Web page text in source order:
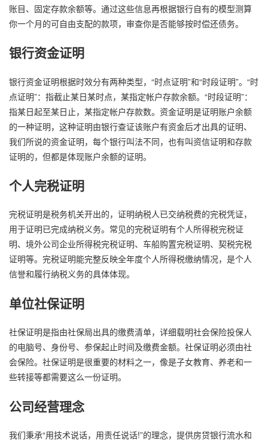
账目、固定存款余额等。通过这些信息再根据银行自有的模型测算
你一个月的可自由支配的款项，审查你是否能够按时偿还债务。
银行资金证明
银行资金证明根据时效分有两种类型，“时点证明”和“时段证明”。“时
点证明”：指截止某日某时点，某指定帐户存款余额。“时段证明”：
指某日起至某日止，某指定帐户存款数。资金证明是证明账户余额
的一种证明，这种证明由银行查证该账户有资金后才出具的证明、
我们所说的资金证明，每个银行叫法不同，也有叫资信证明和存款
证明的，但都是体现账户余额的证明。
个人完税证明
完税证明是税务机关开出的，证明纳税人已交纳税费的完税凭证，
用于证明已完成纳税义务。常见的完税证明有个人所得税完税证
明、境外公司企业所得税完税证明、车船购置完税证明、契税完税
证明等。完税证明能完整反映全年度个人所得税缴纳情况，是个人
信誉和履行纳税义务的具体体现。
单位社保证明
社保证明是指由社保局出具的缴费清单，详细载明社会保险投保人
的电脑号、身份号、参保起止时间及缴费金额。社保证明必须由社
会保险。社保证明是很重要的材料之一，像是子女教育、养老和一
些转接等都需要这么一份证明。
公司经营理念
我们秉承“用技术说话，用责任说话!”的理念，提供房贷银行流水和